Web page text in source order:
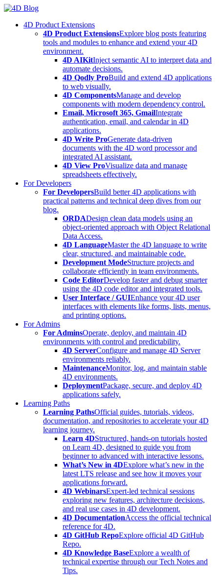
Skip
content4D Product Extensions
4D Product ExtensionsExplore blog posts featuring
tools and modules to enhance and extend your 4D
environment.
4D AIKitInject semantic AI to interpret data and
automate decisions.
4D Qodly ProBuild and extend 4D applications
to web visually.
4D ComponentsManage and develop
components with modern dependency control.
Email, Microsoft 365, GmailIntegrate
authentication, email, and calendar in 4D
applications.
4D Write ProGenerate data-driven
documents with the 4D word processor and
integrated AI assistant.
4D View ProVisualize data and manage
spreadsheets effectively.
For Developers
For DevelopersBuild better 4D applications with
practical patterns and technical deep dives from our
blog.
ORDADesign clean data models using an
object-oriented approach with Object Relational
Data Access.
4D LanguageMaster the 4D language to write
clear, structured, and maintainable code.
Development ModeStructure projects and
collaborate efficiently in team environments.
Code EditorDevelop faster and debug smarter
using the 4D code editor and integrated tools.
User Interface / GUIEnhance your 4D user
interfaces with elements like forms, lists, menus,
and printing options.
For Admins
For AdminsOperate, deploy, and maintain 4D
environments with control and predictability.
4D ServerConfigure and manage 4D Server
environments reliably.
MaintenanceMonitor, log, and maintain stable
4D environments.
DeploymentPackage, secure, and deploy 4D
applications safely.
Learning Paths
Learning PathsOfficial guides, tutorials, videos,
documentation, and repositories to accelerate your 4D
learning journey.
Learn 4DStructured, hands-on tutorials hosted
on Learn 4D, designed to guide you from
beginner to advanced with interactive lessons.
What’s New in 4DExplore what’s new in the
latest LTS release and see how it moves your
applications forward.
4D WebinarsExpert-led technical sessions
exploring new features, architecture decisions,
and real use cases in 4D development.
4D DocumentationAccess the official technical
reference for 4D.
4D GitHub RepoExplore official 4D GitHub
Repo.
4D Knowledge BaseExplore a wealth of
technical expertise through our Tech Notes and
Tips.